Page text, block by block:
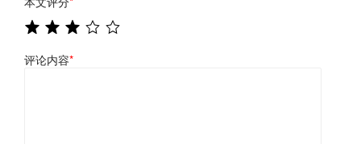
评论内容*